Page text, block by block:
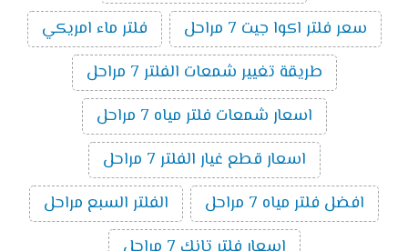
سعر فلتر اكوا جيت 7 مراحل
فلتر ماء امريكي
طريقة تغيير شمعات الفلتر 7 مراحل
اسعار شمعات فلتر مياه 7 مراحل
اسعار قطع غيار الفلتر 7 مراحل
افضل فلتر مياه 7 مراحل
الفلتر السبع مراحل